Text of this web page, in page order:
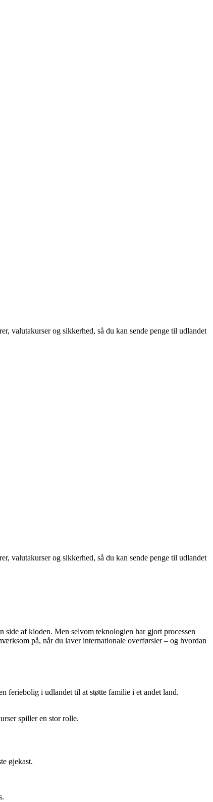
valutakurser og sikkerhed, så du kan sende penge til udlandet
valutakurser og sikkerhed, så du kan sende penge til udlandet
af kloden. Men selvom teknologien har gjort processen
på, når du laver internationale overførsler – og hvordan
feriebolig i udlandet til at støtte familie i et andet land.
spiller en stor rolle.
øjekast.